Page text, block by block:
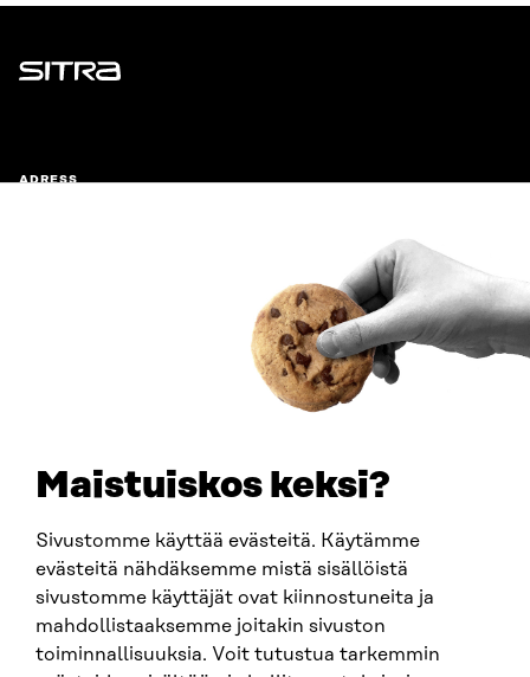
Maistuiskos keksi?
Sivustomme käyttää evästeitä. Käytämme
evästeitä nähdäksemme mistä sisällöistä
sivustomme käyttäjät ovat kiinnostuneita ja
mahdollistaaksemme joitakin sivuston
toiminnallisuuksia. Voit tutustua tarkemmin
Sitra
ADRESS
fornamn.efternamn@sitra.fi
SITRA PÅ SOCIALA MEDIER
LinkedIn